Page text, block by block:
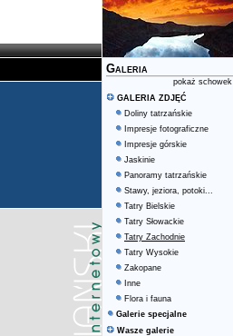
Galeria
pokaż schowek
GALERIA ZDJĘĆ
Doliny tatrzańskie
Impresje fotograficzne
Impresje górskie
Jaskinie
Panoramy tatrzańskie
Stawy, jeziora, potoki...
Tatry Bielskie
Tatry Słowackie
Tatry Zachodnie
Tatry Wysokie
Zakopane
Inne
Flora i fauna
Galerie specjalne
Wasze galerie